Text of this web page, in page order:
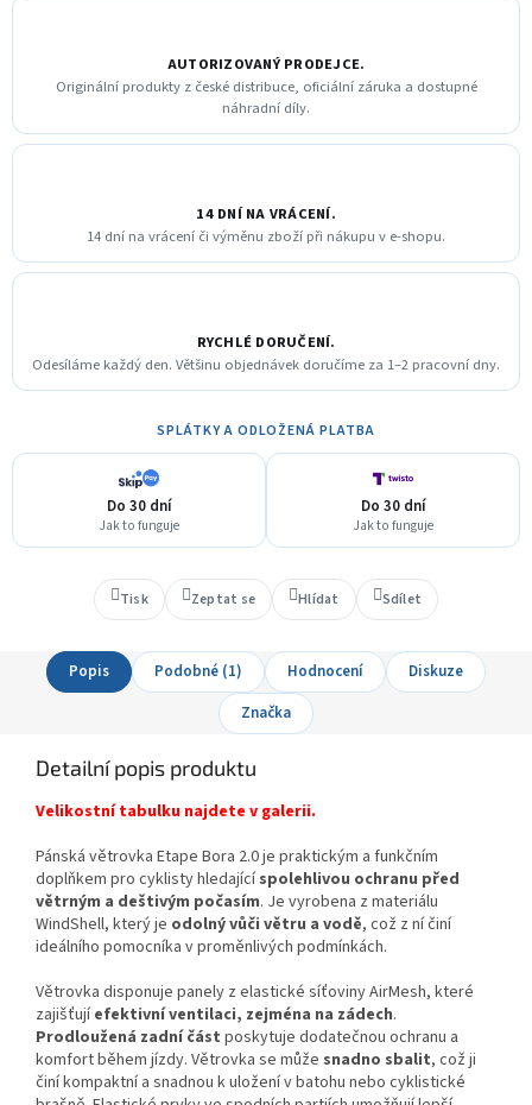
AUTORIZOVANÝ PRODEJCE.
Originální produkty z české distribuce, oficiální záruka a dostupné
náhradní díly.
14 DNÍ NA VRÁCENÍ.
14 dní na vrácení či výměnu zboží při nákupu v e-shopu.
RYCHLÉ DORUČENÍ.
Odesíláme každý den. Většinu objednávek doručíme za 1–2 pracovní dny.
SPLÁTKY A ODLOŽENÁ PLATBA
Do 30 dní
Jak to funguje
Do 30 dní
Jak to funguje
Tisk Zeptat se Hlídat Sdílet
Popis Podobné (1) Hodnocení
Diskuze
Značka
Detailní popis produktu
Velikostní tabulku najdete v galerii.
Pánská větrovka Etape Bora 2.0 je praktickým a funkčním
doplňkem pro cyklisty hledajícíspolehlivou ochranu před
větrným a deštivým počasím. Je vyrobena z materiálu
WindShell, který je odolný vůči větru a vodě, což z ní činí
ideálního pomocníka v proměnlivých podmínkách.
Větrovka disponuje panely z elastické síťoviny AirMesh, které
zajišťujíefektivní ventilaci, zejména na zádech.
Prodloužená zadní část poskytuje dodatečnou ochranu a
komfort během jízdy. Větrovka se může snadno sbalit, což ji
činí kompaktní a snadnou k uložení v batohu nebo cyklistické